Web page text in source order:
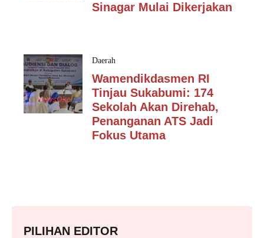
Sinagar Mulai Dikerjakan
Daerah
Wamendikdasmen RI
Tinjau Sukabumi: 174
Sekolah Akan Direhab,
Penanganan ATS Jadi
Fokus Utama
PILIHAN EDITOR